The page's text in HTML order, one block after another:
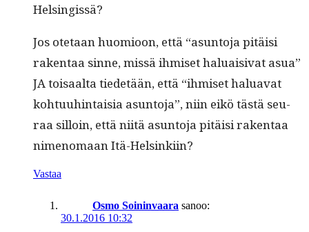
Helsingissä?
Jos ote­taan huomioon, että “asun­to­ja pitäisi
rak­en­taa sinne, mis­sä ihmiset halu­aisi­vat asua”
JA toisaal­ta tiede­tään, että “ihmiset halu­a­vat
kohtu­uhin­taisia asun­to­ja”, niin eikö tästä seu­
raa sil­loin, että niitä asun­to­ja pitäisi rak­en­taa
nimeno­maan Itä-Helsinkiin?
Vastaa
Osmo Soininvaara sanoo:
30.1.2016 10:32